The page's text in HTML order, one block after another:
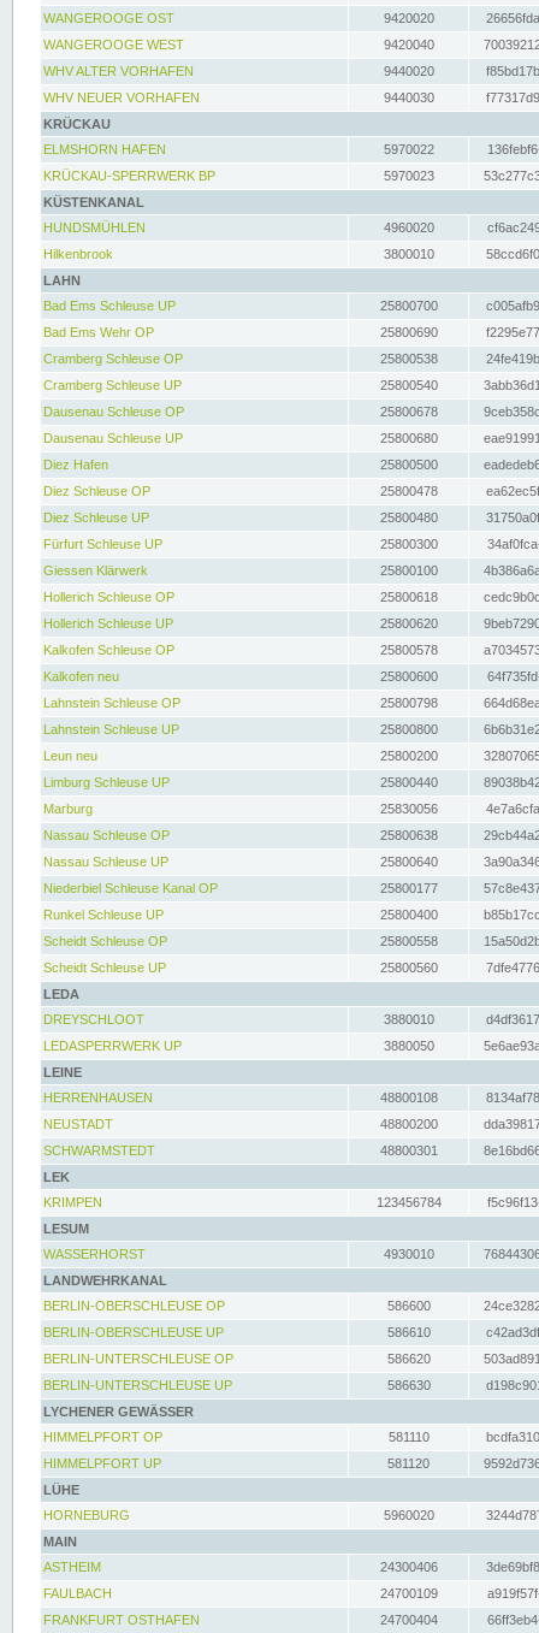
WANGEROOGE OST
9420020
WANGEROOGE WEST
9420040
WHV ALTER VORHAFEN
9440020
WHV NEUER VORHAFEN
9440030
KRÜCKAU
ELMSHORN HAFEN
5970022
KRÜCKAU-SPERRWERK BP
5970023
KÜSTENKANAL
HUNDSMÜHLEN
4960020
Hilkenbrook
3800010
LAHN
Bad Ems Schleuse UP
25800700
Bad Ems Wehr OP
25800690
Cramberg Schleuse OP
25800538
Cramberg Schleuse UP
25800540
Dausenau Schleuse OP
25800678
Dausenau Schleuse UP
25800680
Diez Hafen
25800500
Diez Schleuse OP
25800478
Diez Schleuse UP
25800480
Fürfurt Schleuse UP
25800300
Giessen Klärwerk
25800100
Hollerich Schleuse OP
25800618
Hollerich Schleuse UP
25800620
Kalkofen Schleuse OP
25800578
Kalkofen neu
25800600
Lahnstein Schleuse OP
25800798
Lahnstein Schleuse UP
25800800
Leun neu
25800200
Limburg Schleuse UP
25800440
Marburg
25830056
Nassau Schleuse OP
25800638
Nassau Schleuse UP
25800640
Niederbiel Schleuse Kanal OP
25800177
Runkel Schleuse UP
25800400
Scheidt Schleuse OP
25800558
Scheidt Schleuse UP
25800560
LEDA
DREYSCHLOOT
3880010
LEDASPERRWERK UP
3880050
LEINE
HERRENHAUSEN
48800108
NEUSTADT
48800200
SCHWARMSTEDT
48800301
LEK
KRIMPEN
123456784
LESUM
WASSERHORST
4930010
LANDWEHRKANAL
BERLIN-OBERSCHLEUSE OP
586600
BERLIN-OBERSCHLEUSE UP
586610
BERLIN-UNTERSCHLEUSE OP
586620
BERLIN-UNTERSCHLEUSE UP
586630
LYCHENER GEWÄSSER
HIMMELPFORT OP
581110
HIMMELPFORT UP
581120
LÜHE
HORNEBURG
5960020
MAIN
ASTHEIM
24300406
FAULBACH
24700109
FRANKFURT OSTHAFEN
24700404